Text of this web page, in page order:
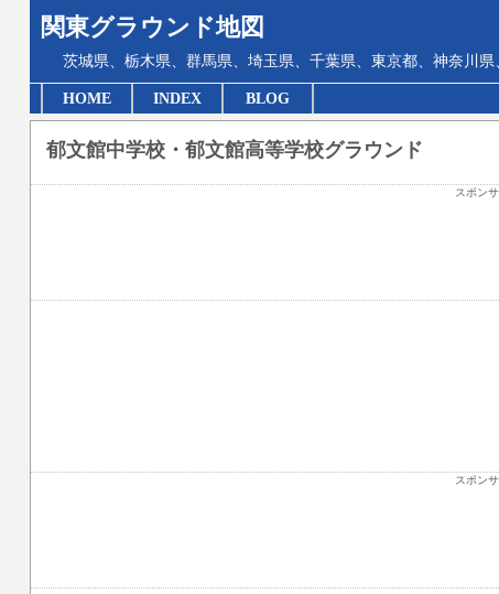
関東グラウンド地図
茨城県、栃木県、群馬県、埼玉県、千葉県、東京都、神奈川
HOME INDEX BLOG
郁文館中学校・郁文館高等学校グラウンド
スポン
スポン